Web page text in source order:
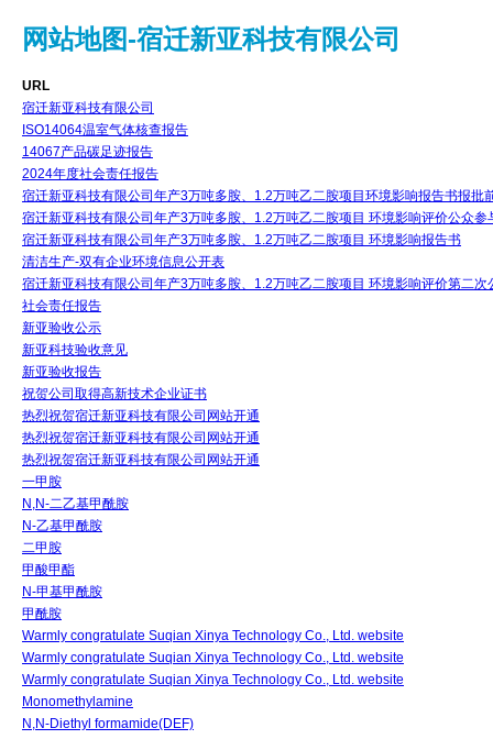
网站地图-宿迁新亚科技有限公司
URL
宿迁新亚科技有限公司
ISO14064温室气体核查报告
14067产品碳足迹报告
2024年度社会责任报告
宿迁新亚科技有限公司年产3万吨多胺、1.2万吨乙二胺项目环境影响报告书报批
宿迁新亚科技有限公司年产3万吨多胺、1.2万吨乙二胺项目 环境影响评价公众参
宿迁新亚科技有限公司年产3万吨多胺、1.2万吨乙二胺项目 环境影响报告书
清洁生产-双有企业环境信息公开表
宿迁新亚科技有限公司年产3万吨多胺、1.2万吨乙二胺项目 环境影响评价第二次
社会责任报告
新亚验收公示
新亚科技验收意见
新亚验收报告
祝贺公司取得高新技术企业证书
热烈祝贺宿迁新亚科技有限公司网站开通
热烈祝贺宿迁新亚科技有限公司网站开通
热烈祝贺宿迁新亚科技有限公司网站开通
一甲胺
N,N-二乙基甲酰胺
N-乙基甲酰胺
二甲胺
甲酸甲酯
N-甲基甲酰胺
甲酰胺
Warmly congratulate Suqian Xinya Technology Co., Ltd. website
Warmly congratulate Suqian Xinya Technology Co., Ltd. website
Warmly congratulate Suqian Xinya Technology Co., Ltd. website
Monomethylamine
N,N-Diethyl formamide(DEF)